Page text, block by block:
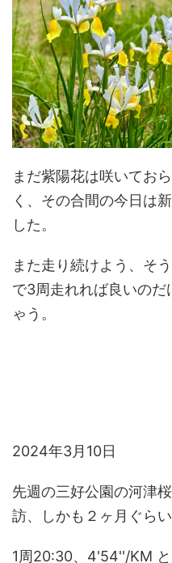
まだ紫陽花は咲いてお
く、その合間の今日は
した。
また走り続けよう、そ
で3周走れれば良いのだ
ゃう。
2024年3月10日
先週の三好公園の河津
訪、しかも２ヶ月ぐら
1周20:30、4'54''/KM